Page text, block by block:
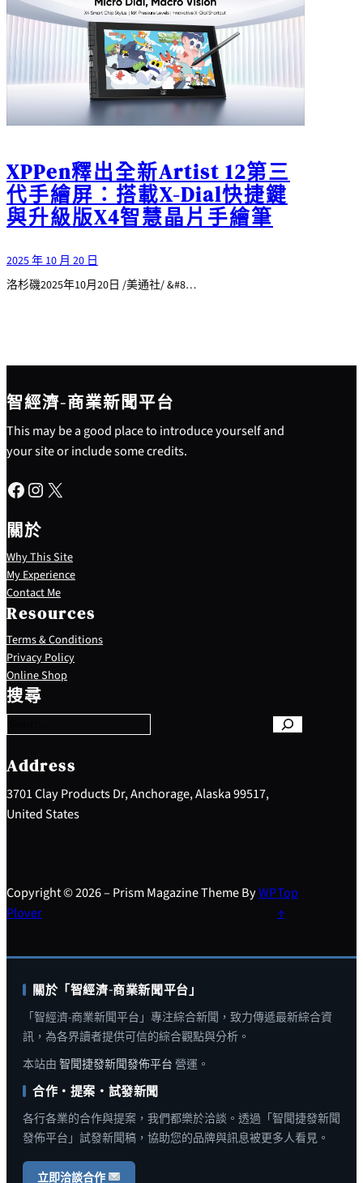
XPPen釋出全新Artist 12第三
代手繪屏：搭載X-Dial快捷鍵
與升級版X4智慧晶片手繪筆
2025 年 10 月 20 日
洛杉磯2025年10月20日 /美通社/ &#8…
智經濟-商業新聞平台
This may be a good place to introduce yourself and
your site or include some credits.
Facebook Instagram X
關於
Why This Site
My Experience
Contact Me
Resources
Terms & Conditions
Privacy Policy
Online Shop
搜尋
S
e
a
c
h
Address
3701 Clay Products Dr, Anchorage, Alaska 99517,
United States
Copyright © 2026 – Prism Magazine Theme ByWP
Plover
Top
↑
關於「智經濟-商業新聞平台」
「智經濟-商業新聞平台」專注綜合新聞，致力傳遞最新綜合資
訊，為各界讀者提供可信的綜合觀點與分析。
本站由 智聞捷發新聞發佈平台 營運。
合作・提案・試發新聞
各行各業的合作與提案，我們都樂於洽談。透過「智聞捷發新聞
發佈平台」試發新聞稿，協助您的品牌與訊息被更多人看見。
立即洽談合作